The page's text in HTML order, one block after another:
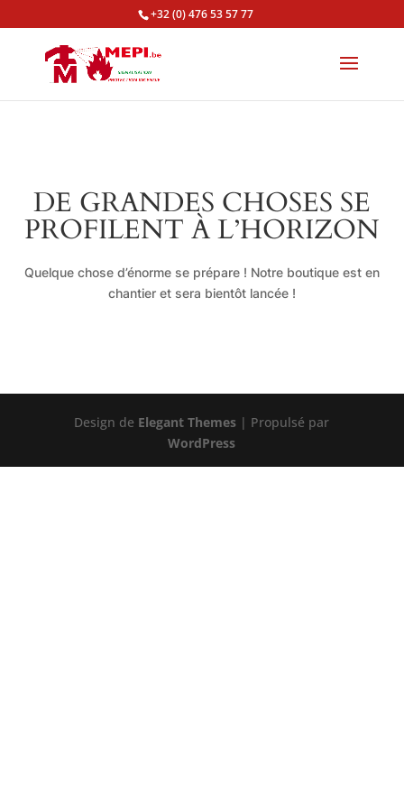
+32 (0) 476 53 57 77
DE GRANDES CHOSES SE
PROFILENT À L’HORIZON
Quelque chose d’énorme se prépare ! Notre boutique est en
chantier et sera bientôt lancée !
Design de Elegant Themes | Propulsé par
WordPress